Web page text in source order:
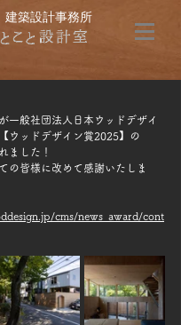
築設計事務所
一般社団法人日本ウッドデザイ
ウッドデザイン賞2025】の
ました！
の皆様に改めて感謝いたしま
cms/news_award/cont